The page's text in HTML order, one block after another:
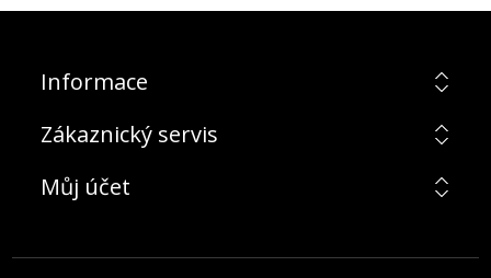
Informace
Zákaznický servis
Můj účet